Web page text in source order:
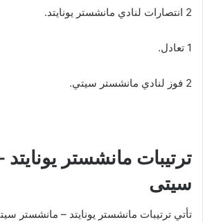
2 انتصارات لنادي مانشستر يونايتد.
1 تعادل.
2 فوز لنادي مانشستر سيتي.
ترتيبات مانشستر
سيتى
تأتي ترتيبات مانشستر يونايتد – مانشستر